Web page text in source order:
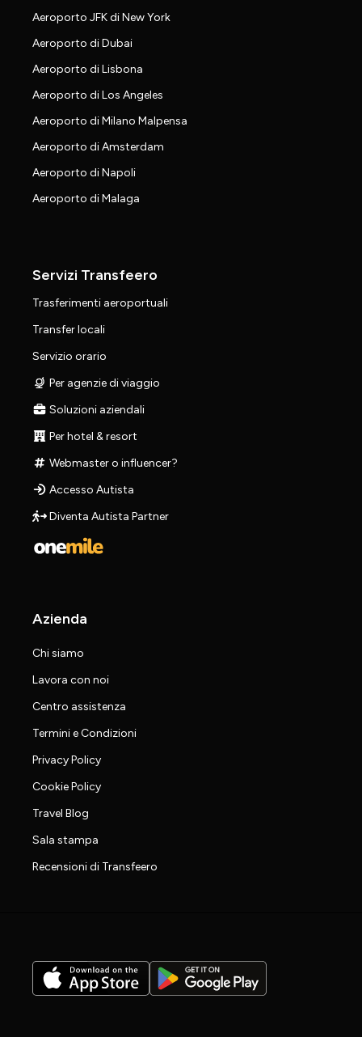
Aeroporto JFK di New York
Aeroporto di Dubai
Aeroporto di Lisbona
Aeroporto di Los Angeles
Aeroporto di Milano Malpensa
Aeroporto di Amsterdam
Aeroporto di Napoli
Aeroporto di Malaga
Servizi Transfeero
Trasferimenti aeroportuali
Transfer locali
Servizio orario
Per agenzie di viaggio
Soluzioni aziendali
Per hotel & resort
Webmaster o influencer?
Accesso Autista
Diventa Autista Partner
Azienda
Chi siamo
Lavora con noi
Centro assistenza
Termini e Condizioni
Privacy Policy
Cookie Policy
Travel Blog
Sala stampa
Recensioni di Transfeero